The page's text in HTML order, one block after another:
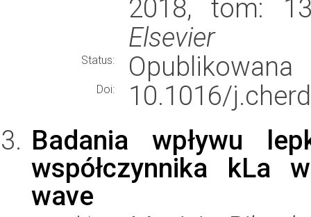
2018, tom:
Elsevier
Status: Opublikowana
Doi:
10.1016/
Badania wpływu
współczynnika kLa
wave